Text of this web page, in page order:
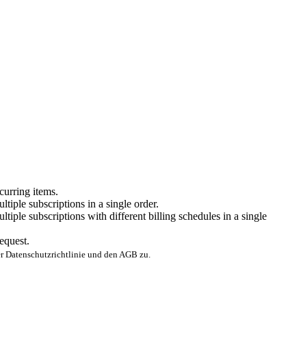
items.
subscriptions in a single order.
subscriptions with different billing schedules in a single
Datenschutzrichtlinie und den AGB zu.